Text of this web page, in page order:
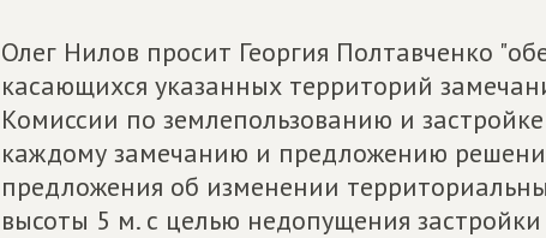
Олег Нилов просит Георгия Полтавченко
касающихся указанных территорий
Комиссии по землепользованию и
каждому замечанию и предложению
предложения об изменении
высоты 5 м. с целью недопущения